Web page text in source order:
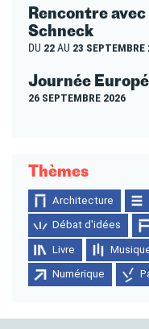
Rencontre
Schneck
DU 22AU 23 SEPTEMBRE
Journée
26 SEPTEMBRE 2026
Thèmes
Architecture
Débat d'idées
Livre
Numérique